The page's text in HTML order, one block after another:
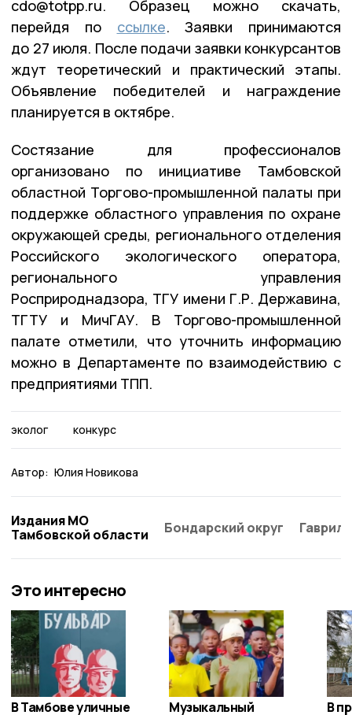
cdo@totpp.ru. Образец можно скачать,
перейдя по ссылке. Заявки принимаются
до 27 июля. После подачи заявки конкурсантов
ждут теоретический и практический этапы.
Объявление победителей и награждение
планируется в октябре.
Состязание для профессионалов
организовано по инициативе Тамбовской
областной Торгово-промышленной палаты при
поддержке областного управления по охране
окружающей среды, регионального отделения
Российского экологического оператора,
регионального управления
Росприроднадзора, ТГУ имени Г.Р. Державина,
ТГТУ и МичГАУ. В Торгово-промышленной
палате отметили, что уточнить информацию
можно в Департаменте по взаимодействию с
предприятиями ТПП.
эколог конкурс
Автор: Юлия Новикова
Издания МО
Тамбовской области
Бондарский округ
Это интересно
В Тамбове уличные
Музыкальный
В